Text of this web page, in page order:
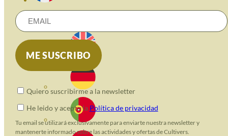
Quiero suscribirme a la newsletter
He leido y acepto la Política de privacidad
Tu email se utilizará exclusivamente para enviarte nuestra newsletter y
mantenerte informado sobre las actividades y ofertas de Cultivers.